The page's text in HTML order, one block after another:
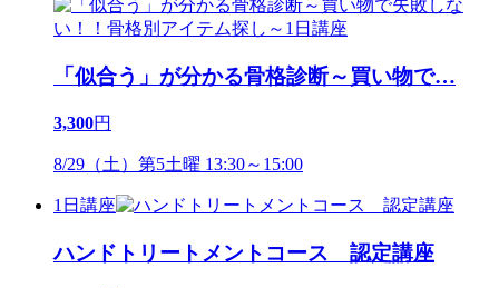
「似合う」が分かる骨格診断～買い物で…
3,300円
8/29（土）第5土曜 13:30～15:00
1日講座
ハンドトリートメントコース 認定講座